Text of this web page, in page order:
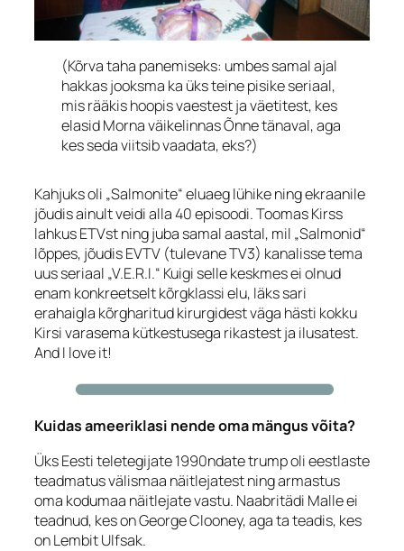
(Kõrva taha panemiseks: umbes samal ajal
hakkas jooksma ka üks teine pisike seriaal,
mis rääkis hoopis vaestest ja väetitest, kes
elasid Morna väikelinnas Õnne tänaval, aga
kes seda viitsib vaadata, eks?)
Kahjuks oli „Salmonite“ eluaeg lühike ning ekraanile
jõudis ainult veidi alla 40 episoodi. Toomas Kirss
lahkus ETVst ning juba samal aastal, mil „Salmonid“
lõppes, jõudis EVTV (tulevane TV3) kanalisse tema
uus seriaal „V.E.R.I.“ Kuigi selle keskmes ei olnud
enam konkreetselt kõrgklassi elu, läks sari
erahaigla kõrgharitud kirurgidest väga hästi kokku
Kirsi varasema kütkestusega rikastest ja ilusatest.
And I love it!
Kuidas ameeriklasi nende oma mängus võita?
Üks Eesti teletegijate 1990ndate trump oli eestlaste
teadmatus välismaa näitlejatest ning armastus
oma kodumaa näitlejate vastu. Naabritädi Malle ei
teadnud, kes on George Clooney, aga ta teadis, kes
on Lembit Ulfsak.